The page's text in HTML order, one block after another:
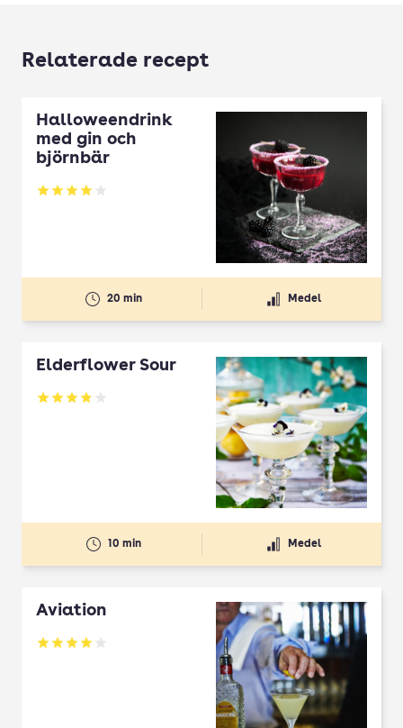
Relaterade recept
Halloweendrink
med gin och
björnbär
Betyg: 3.92 av 5
20 min Medel
Elderflower Sour
Betyg: 3.91 av 5
10 min Medel
Aviation
Betyg: 4.03 av 5